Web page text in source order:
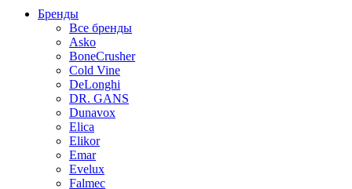
Бренды
Все бренды
Asko
BoneCrusher
Cold Vine
DeLonghi
DR. GANS
Dunavox
Elica
Elikor
Emar
Evelux
Falmec